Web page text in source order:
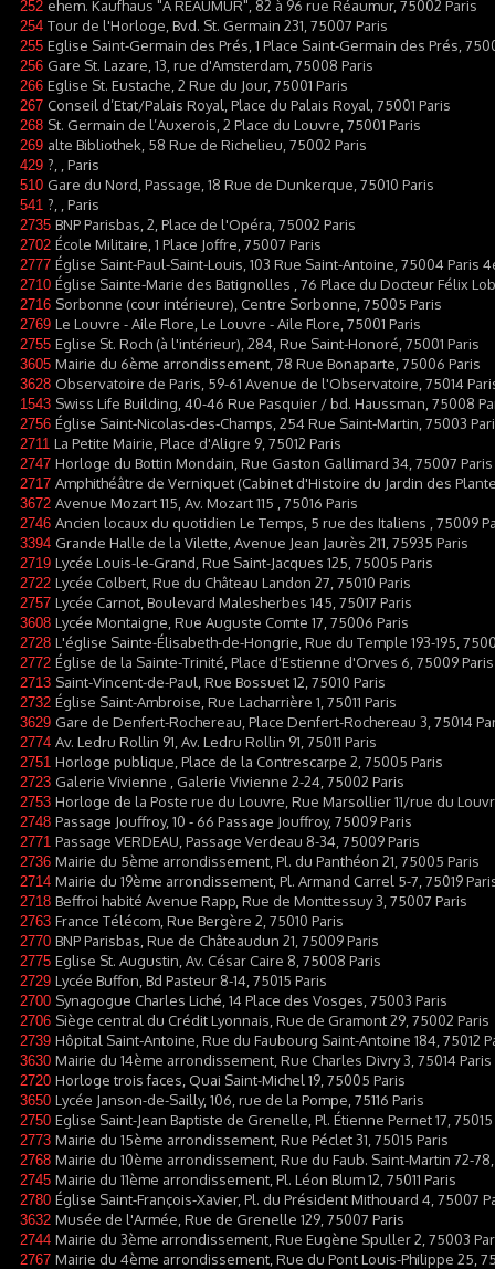
252 ehem. Kaufhaus "A REAUMUR", 82 à 96 rue Réaumur, 75002 Paris
254 Tour de l'Horloge, Bvd. St. Germain 231, 75007 Paris
255 Eglise Saint-Germain des Prés, 1 Place Saint-Germain des Prés,
256 Gare St. Lazare, 13, rue d'Amsterdam, 75008 Paris
266 Eglise St. Eustache, 2 Rue du Jour, 75001 Paris
267 Conseil d’Etat/Palais Royal, Place du Palais Royal, 75001 Paris
268 St. Germain de l’Auxerois, 2 Place du Louvre, 75001 Paris
269 alte Bibliothek, 58 Rue de Richelieu, 75002 Paris
429 ?, , Paris
510 Gare du Nord, Passage, 18 Rue de Dunkerque, 75010 Paris
541 ?, , Paris
2735 BNP Parisbas, 2, Place de l'Opéra, 75002 Paris
2702 École Militaire, 1 Place Joffre, 75007 Paris
2777 Église Saint-Paul-Saint-Louis, 103 Rue Saint-Antoine, 75004 Paris
2710 Église Sainte-Marie des Batignolles , 76 Place du Docteur Félix
2716 Sorbonne (cour intérieure), Centre Sorbonne, 75005 Paris
2769 Le Louvre - Aile Flore, Le Louvre - Aile Flore, 75001 Paris
2755 Eglise St. Roch (à l'intérieur), 284, Rue Saint-Honoré, 75001 Paris
3605 Mairie du 6ème arrondissement, 78 Rue Bonaparte, 75006 Paris
3628 Observatoire de Paris, 59-61 Avenue de l'Observatoire, 75014
1543 Swiss Life Building, 40-46 Rue Pasquier / bd. Haussman, 75008
2756 Église Saint-Nicolas-des-Champs, 254 Rue Saint-Martin, 75003
2711 La Petite Mairie, Place d'Aligre 9, 75012 Paris
2747 Horloge du Bottin Mondain, Rue Gaston Gallimard 34, 75007 Paris
2717 Amphithéâtre de Verniquet (Cabinet d'Histoire du Jardin des
3672 Avenue Mozart 115, Av. Mozart 115 , 75016 Paris
2746 Ancien locaux du quotidien Le Temps, 5 rue des Italiens , 75009
3394 Grande Halle de la Vilette, Avenue Jean Jaurès 211, 75935 Paris
2719 Lycée Louis-le-Grand, Rue Saint-Jacques 125, 75005 Paris
2722 Lycée Colbert, Rue du Château Landon 27, 75010 Paris
2757 Lycée Carnot, Boulevard Malesherbes 145, 75017 Paris
3608 Lycée Montaigne, Rue Auguste Comte 17, 75006 Paris
2728 L'église Sainte-Élisabeth-de-Hongrie, Rue du Temple 193-195,
2772 Église de la Sainte-Trinité, Place d'Estienne d'Orves 6, 75009
2713 Saint-Vincent-de-Paul, Rue Bossuet 12, 75010 Paris
2732 Église Saint-Ambroise, Rue Lacharrière 1, 75011 Paris
3629 Gare de Denfert-Rochereau, Place Denfert-Rochereau 3, 75014
2774 Av. Ledru Rollin 91, Av. Ledru Rollin 91, 75011 Paris
2751 Horloge publique, Place de la Contrescarpe 2, 75005 Paris
2723 Galerie Vivienne , Galerie Vivienne 2-24, 75002 Paris
2753 Horloge de la Poste rue du Louvre, Rue Marsollier 11/rue du
2748 Passage Jouffroy, 10 - 66 Passage Jouffroy, 75009 Paris
2771 Passage VERDEAU, Passage Verdeau 8-34, 75009 Paris
2736 Mairie du 5ème arrondissement, Pl. du Panthéon 21, 75005 Paris
2714 Mairie du 19ème arrondissement, Pl. Armand Carrel 5-7, 75019
2718 Beffroi habité Avenue Rapp, Rue de Monttessuy 3, 75007 Paris
2763 France Télécom, Rue Bergère 2, 75010 Paris
2770 BNP Parisbas, Rue de Châteaudun 21, 75009 Paris
2775 Eglise St. Augustin, Av. César Caire 8, 75008 Paris
2729 Lycée Buffon, Bd Pasteur 8-14, 75015 Paris
2700 Synagogue Charles Liché, 14 Place des Vosges, 75003 Paris
2706 Siège central du Crédit Lyonnais, Rue de Gramont 29, 75002 Paris
2739 Hôpital Saint-Antoine, Rue du Faubourg Saint-Antoine 184, 75012
3630 Mairie du 14ème arrondissement, Rue Charles Divry 3, 75014 Paris
2720 Horloge trois faces, Quai Saint-Michel 19, 75005 Paris
3650 Lycée Janson-de-Sailly, 106, rue de la Pompe, 75116 Paris
2750 Eglise Saint-Jean Baptiste de Grenelle, Pl. Étienne Pernet 17, 75015
2773 Mairie du 15ème arrondissement, Rue Péclet 31, 75015 Paris
2768 Mairie du 10ème arrondissement, Rue du Faub. Saint-Martin 72-78,
2745 Mairie du 11ème arrondissement, Pl. Léon Blum 12, 75011 Paris
2780 Église Saint-François-Xavier, Pl. du Président Mithouard 4, 75007
3632 Musée de l'Armée, Rue de Grenelle 129, 75007 Paris
2744 Mairie du 3ème arrondissement, Rue Eugène Spuller 2, 75003
2767 Mairie du 4ème arrondissement, Rue du Pont Louis-Philippe 25,